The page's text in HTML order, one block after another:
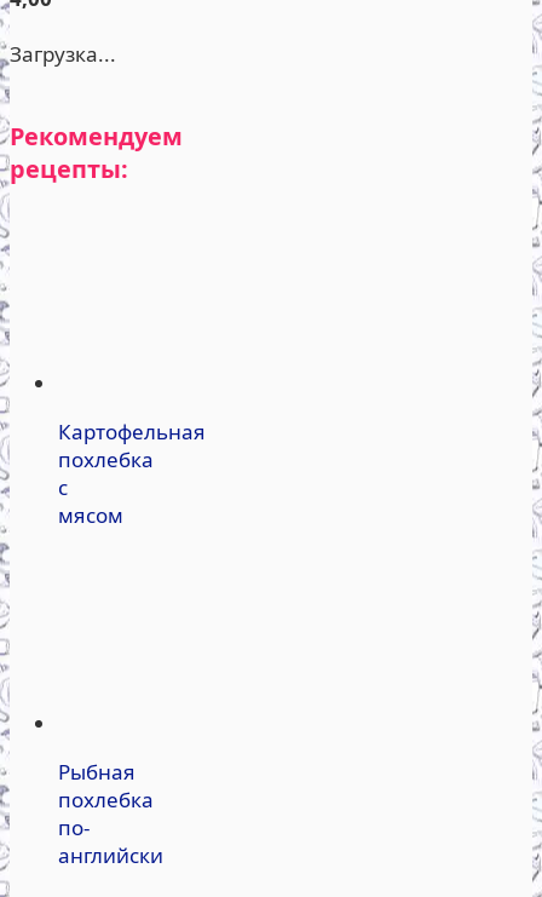
Загрузка...
Рекомендуем
рецепты:
Картофельная
похлебка
с
мясом
Рыбная
похлебка
по-
английски